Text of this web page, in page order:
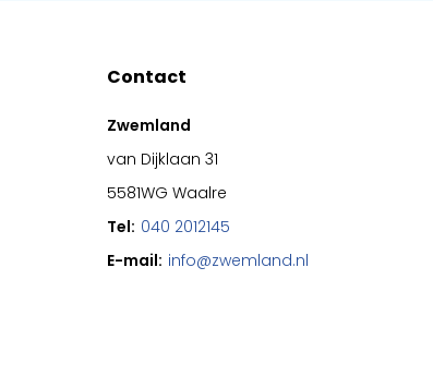
Contact
Zwemland
van Dijklaan 31
5581WG Waalre
Tel: 040 2012145
E-mail: info@zwemland.nl